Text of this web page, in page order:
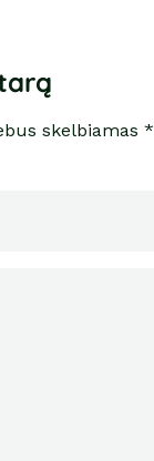
skelbiamas *